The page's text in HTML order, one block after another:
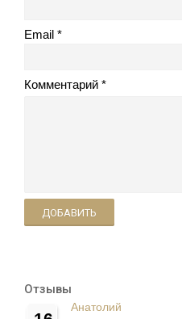
Email
Комментарий
ДОБАВИТЬ
Отзывы
Анатолий